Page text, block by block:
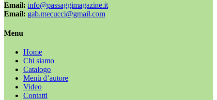
Email: info@passaggimagazine.it
Email: gab.mecucci@gmail.com
Menu
Home
Chi siamo
Catalogo
Menù d’autore
Video
Contatti